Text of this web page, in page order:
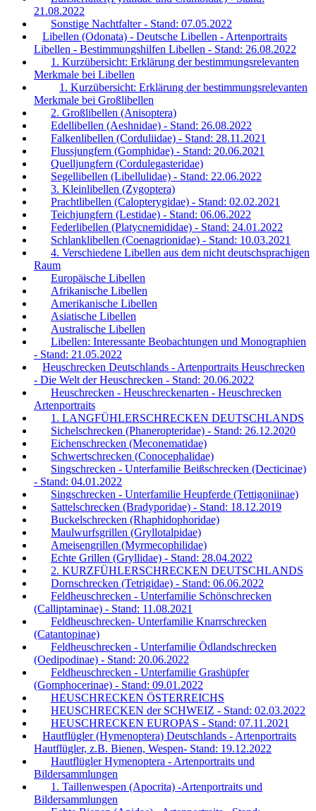
21.08.2022
Sonstige Nachtfalter - Stand: 07.05.2022
Libellen (Odonata) - Deutsche Libellen - Artenportraits
Libellen - Bestimmungshilfen Libellen - Stand: 26.08.2022
1. Kurzübersicht: Erklärung der bestimmungsrelevanten
Merkmale bei Libellen
1. Kurzübersicht: Erklärung der bestimmungsrelevanten
Merkmale bei Großlibellen
2. Großlibellen (Anisoptera)
Edellibellen (Aeshnidae) - Stand: 26.08.2022
Falkenlibellen (Corduliidae) - Stand: 28.11.2021
Flussjungfern (Gomphidae) - Stand: 20.06.2021
Quelljungfern (Cordulegasteridae)
Segellibellen (Libellulidae) - Stand: 22.06.2022
3. Kleinlibellen (Zygoptera)
Prachtlibellen (Calopterygidae) - Stand: 02.02.2021
Teichjungfern (Lestidae) - Stand: 06.06.2022
Federlibellen (Platycnemididae) - Stand: 24.01.2022
Schlanklibellen (Coenagrionidae) - Stand: 10.03.2021
4. Verschiedene Libellen aus dem nicht deutschsprachigen
Raum
Europäische Libellen
Afrikanische Libellen
Amerikanische Libellen
Asiatische Libellen
Australische Libellen
Libellen: Interessante Beobachtungen und Monographien
- Stand: 21.05.2022
Heuschrecken Deutschlands - Artenportraits Heuschrecken
- Die Welt der Heuschrecken - Stand: 20.06.2022
Heuschrecken - Heuschreckenarten - Heuschrecken
Artenportraits
1. LANGFÜHLERSCHRECKEN DEUTSCHLANDS
Sichelschrecken (Phaneropteridae) - Stand: 26.12.2020
Eichenschrecken (Meconematidae)
Schwertschrecken (Conocephalidae)
Singschrecken - Unterfamilie Beißschrecken (Decticinae)
- Stand: 04.01.2022
Singschrecken - Unterfamilie Heupferde (Tettigoniinae)
Sattelschrecken (Bradyporidae) - Stand: 18.12.2019
Buckelschrecken (Rhaphidophoridae)
Maulwurfsgrillen (Gryllotalpidae)
Ameisengrillen (Myrmecophilidae)
Echte Grillen (Gryllidae) - Stand: 28.04.2022
2. KURZFÜHLERSCHRECKEN DEUTSCHLANDS
Dornschrecken (Tetrigidae) - Stand: 06.06.2022
Feldheuschrecken - Unterfamilie Schönschrecken
(Calliptaminae) - Stand: 11.08.2021
Feldheuschrecken- Unterfamilie Knarrschrecken
(Catantopinae)
Feldheuschrecken - Unterfamilie Ödlandschrecken
(Oedipodinae) - Stand: 20.06.2022
Feldheuschrecken - Unterfamilie Grashüpfer
(Gomphocerinae) - Stand: 09.01.2022
HEUSCHRECKEN ÖSTERREICHS
HEUSCHRECKEN der SCHWEIZ - Stand: 02.03.2022
HEUSCHRECKEN EUROPAS - Stand: 07.11.2021
Hautflügler (Hymenoptera) Deutschlands - Artenportraits
Hautflügler, z.B. Bienen, Wespen- Stand: 19.12.2022
Hautflügler Hymenoptera - Artenportraits und
Bildersammlungen
1. Taillenwespen (Apocrita) -Artenportraits und
Bildersammlungen